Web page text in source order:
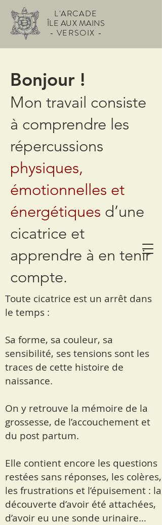
L'ARCADE
ÎLE AUX MAINS
- VERSOIX -
Bonjour !
Mon travail consiste
à comprendre les
répercussions
physiques,
émotionnelles et
énergétiques d’une
cicatrice et
apprendre à en tenir
compte.
Toute cicatrice est un arrêt dans
le temps :
Sa forme, sa couleur, sa
sensibilité, ses tensions sont les
traces de cette histoire de
naissance.
On y retrouve la mémoire de la
grossesse, de l’accouchement et
du post partum.
Elle contient encore les questions
restées sans réponses, les colères,
les frustrations et l’épuisement : la
découverte d’avoir été attachées,
d’avoir eu une sonde urinaire…